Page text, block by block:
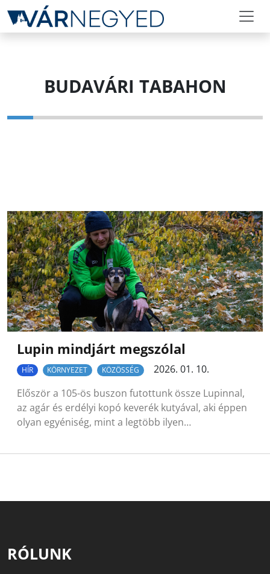
BUDAVÁRI TABAHON
Lupin mindjárt megszólal
HÍR KÖRNYEZET KÖZÖSSÉG
2026. 01. 10.
Először a 105-ös buszon futottunk össze Lupinnal,
az agár és erdélyi kopó keverék kutyával, aki éppen
olyan egyéniség, mint a legtöbb ilyen…
RÓLUNK